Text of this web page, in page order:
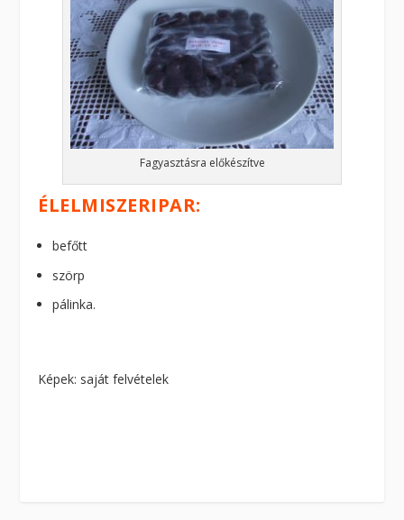
Fagyasztásra előkészítve
ÉLELMISZERIPAR:
befőtt
szörp
pálinka.
Képek: saját felvételek